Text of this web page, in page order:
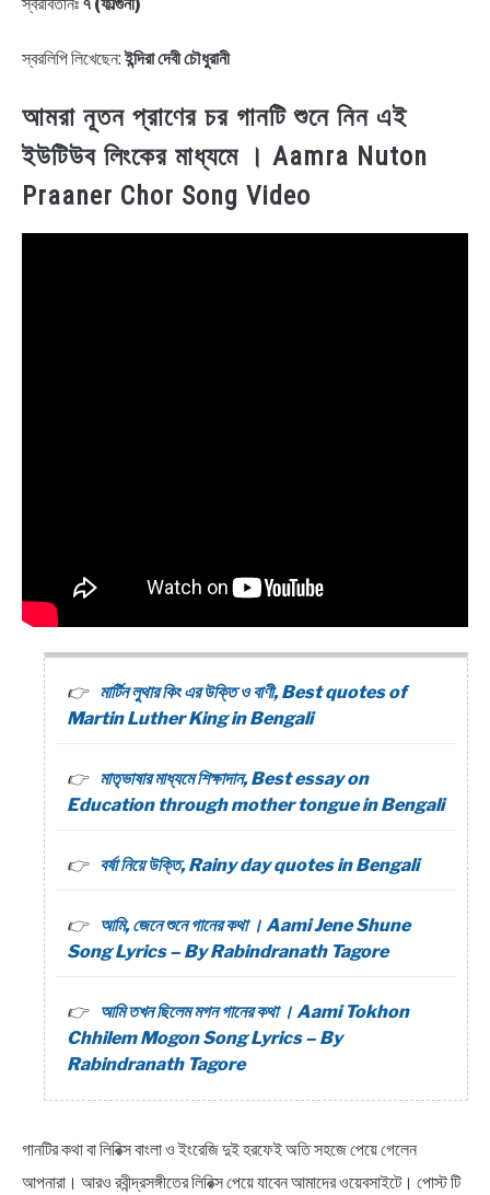
স্বরলিপি লিখেছেন:ইন্দিরা দেবী চৌধুরানী
আমরা নূতন প্রাণের চর গানটি শুনে নিন এই
ইউটিউব লিংকের মাধ্যমে । Aamra Nuton
Praaner Chor Song Video
মার্টিন লুথার কিং এর উক্তি ও বাণী, Best quotes of
Martin Luther King in Bengali
মাতৃভাষার মাধ্যমে শিক্ষাদান, Best essay on
Education through mother tongue in Bengali
বর্ষা নিয়ে উক্তি, Rainy day quotes in Bengali
আমি, জেনে শুনে গানের কথা । Aami Jene Shune
Song Lyrics – By Rabindranath Tagore
আমি তখন ছিলেম মগন গানের কথা । Aami Tokhon
Chhilem Mogon Song Lyrics – By
Rabindranath Tagore
গানটির কথা বা লিরিক্স বাংলা ও ইংরেজি দুই হরফেই অতি সহজে পেয়ে গেলেন
আপনারা। আরও রবীন্দ্রসঙ্গীতের লিরিক্স পেয়ে যাবেন আমাদের ওয়েবসাইটে। পোস্ট টি